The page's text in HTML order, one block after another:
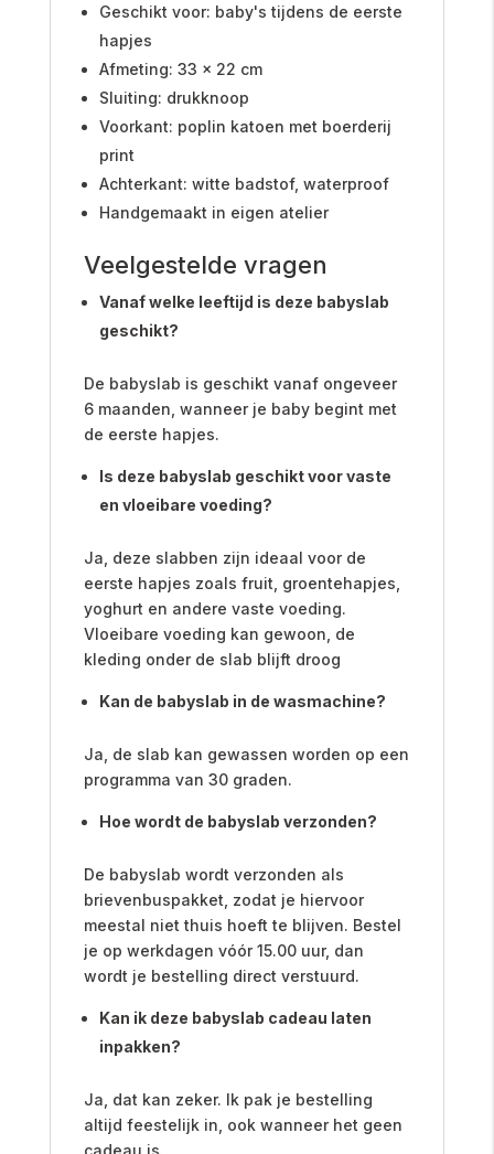
Geschikt voor: baby's tijdens de eerste
hapjes
Afmeting: 33 x 22 cm
Sluiting: drukknoop
Voorkant: poplin katoen met boerderij
print
Achterkant: witte badstof, waterproof
Handgemaakt in eigen atelier
Veelgestelde vragen
Vanaf welke leeftijd is deze babyslab
geschikt?
De babyslab is geschikt vanaf ongeveer
6 maanden, wanneer je baby begint met
de eerste hapjes.
Is deze babyslab geschikt voor vaste
en vloeibare voeding?
Ja, deze slabben zijn ideaal voor de
eerste hapjes zoals fruit, groentehapjes,
yoghurt en andere vaste voeding.
Vloeibare voeding kan gewoon, de
kleding onder de slab blijft droog
Kan de babyslab in de wasmachine?
Ja, de slab kan gewassen worden op een
programma van 30 graden.
Hoe wordt de babyslab verzonden?
De babyslab wordt verzonden als
brievenbuspakket, zodat je hiervoor
meestal niet thuis hoeft te blijven. Bestel
je op werkdagen vóór 15.00 uur, dan
wordt je bestelling direct verstuurd.
Kan ik deze babyslab cadeau laten
inpakken?
Ja, dat kan zeker. Ik pak je bestelling
altijd feestelijk in, ook wanneer het geen
cadeau is.